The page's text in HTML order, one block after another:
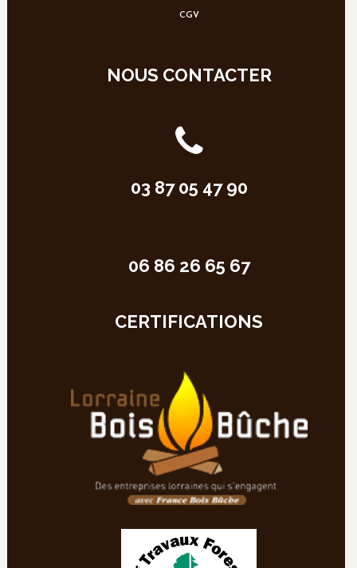
CGV
NOUS CONTACTER
03 87 05 47 90
06 86 26 65 67
CERTIFICATIONS